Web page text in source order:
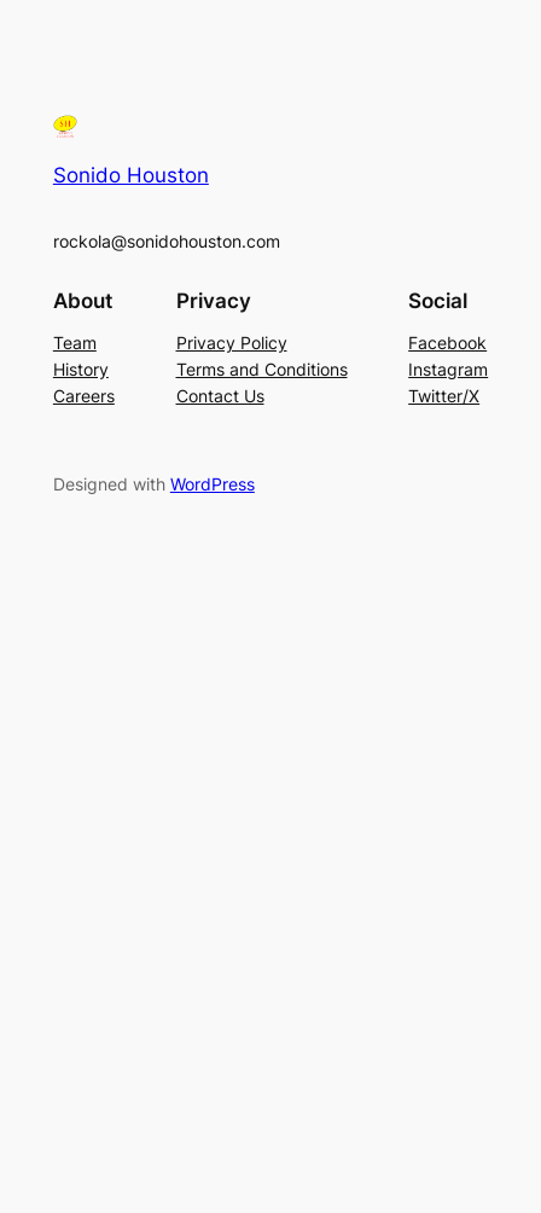
Sonido Houston
rockola@sonidohouston.com
About
Team
History
Careers
Privacy
Privacy Policy
Terms and Conditions
Contact Us
Social
Facebook
Instagram
Twitter/X
Designed with WordPress